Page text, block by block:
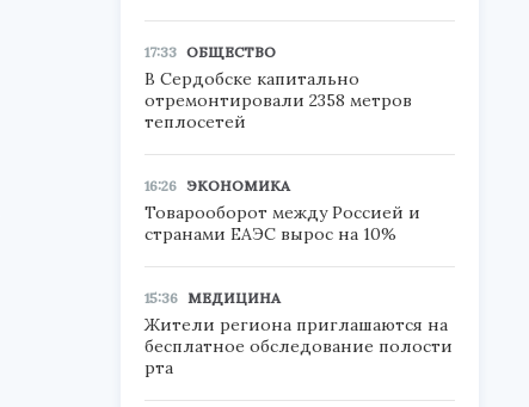
17:33 ОБЩЕСТВО
В Сердобске капитально
отремонтировали 2358 метров
теплосетей
16:26 ЭКОНОМИКА
Товарооборот между Россией и
странами ЕАЭС вырос на 10%
15:36 МЕДИЦИНА
Жители региона приглашаются на
бесплатное обследование полости
рта